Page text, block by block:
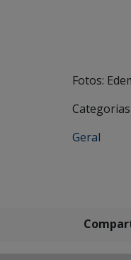
Fotos:
Categorias
Geral